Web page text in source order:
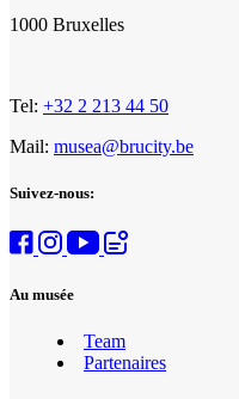
1000 Bruxelles
Tel: +32 2 213 44 50
Mail: musea@brucity.be
Suivez-nous:
Au musée
Team
Partenaires